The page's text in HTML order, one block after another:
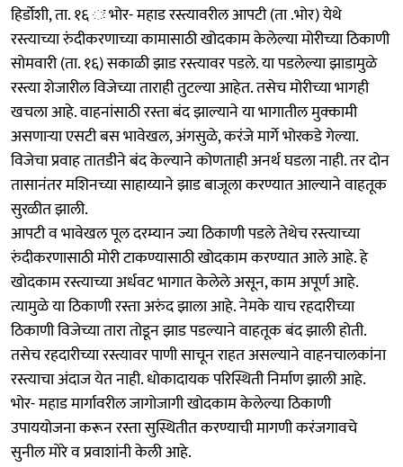
हिर्डोशी, ता. १६ ः भोर- महाड रस्त्यावरील आपटी (ता .भोर) येथे
रस्त्याच्या रुंदीकरणाच्या कामासाठी खोदकाम केलेल्या मोरीच्या ठिकाणी
सोमवारी (ता. १६) सकाळी झाड रस्त्यावर पडले. या पडलेल्या झाडामुळे
रस्त्या शेजारील विजेच्या ताराही तुटल्या आहेत. तसेच मोरीच्या भागही
खचला आहे. वाहनांसाठी रस्ता बंद झाल्याने या भागातील मुक्कामी
असणाऱ्या एसटी बस भावेखल, अंगसुळे, करंजे मार्गे भोरकडे गेल्या.
विजेचा प्रवाह तातडीने बंद केल्याने कोणताही अनर्थ घडला नाही. तर दोन
तासानंतर मशिनच्या साहाय्याने झाड बाजूला करण्यात आल्याने वाहतूक
सुरळीत झाली.
आपटी व भावेखल पूल दरम्यान ज्या ठिकाणी पडले तेथेच रस्त्याच्या
रुंदीकरणासाठी मोरी टाकण्यासाठी खोदकाम करण्यात आले आहे. हे
खोदकाम रस्त्याच्या अर्धवट भागात केलेले असून, काम अपूर्ण आहे.
त्यामुळे या ठिकाणी रस्ता अरुंद झाला आहे. नेमके याच रहदारीच्या
ठिकाणी विजेच्या तारा तोडून झाड पडल्याने वाहतूक बंद झाली होती.
तसेच रहदारीच्या रस्त्यावर पाणी साचून राहत असल्याने वाहनचालकांना
रस्त्याचा अंदाज येत नाही. धोकादायक परिस्थिती निर्माण झाली आहे.
भोर- महाड मार्गावरील जागोजागी खोदकाम केलेल्या ठिकाणी
उपाययोजना करून रस्ता सुस्थितीत करण्याची मागणी करंजगावचे
सुनील मोरे व प्रवाशांनी केली आहे.